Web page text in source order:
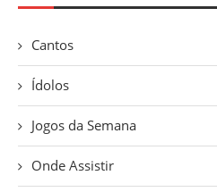
Cantos
Ídolos
Jogos da Semana
Onde Assistir